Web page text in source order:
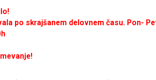
po skrajšanem delovnem času. Pon-